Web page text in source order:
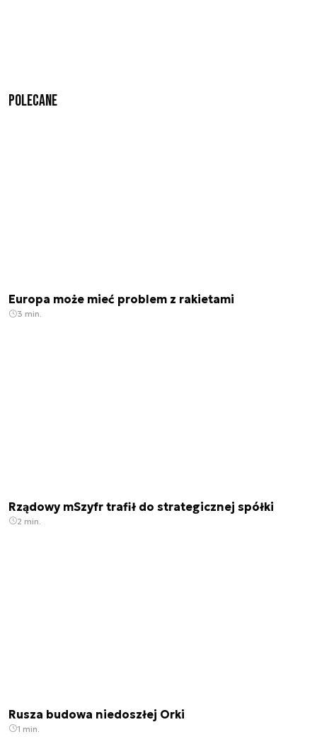
Polecane
Europa może mieć problem z rakietami
3 min.
Rządowy mSzyfr trafił do strategicznej spółki
2 min.
Rusza budowa niedoszłej Orki
1 min.